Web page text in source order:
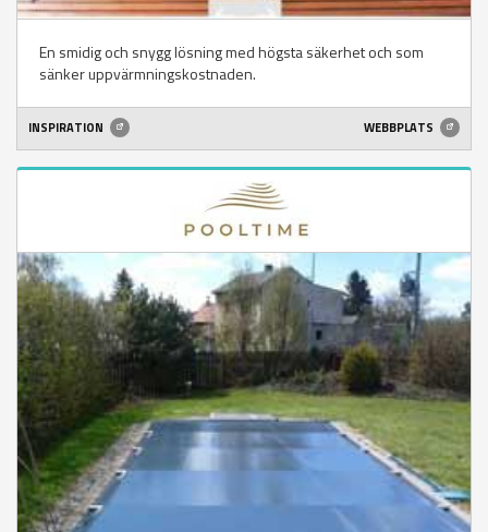
En smidig och snygg lösning med högsta säkerhet och som
sänker uppvärmningskostnaden.
INSPIRATION WEBBPLATS